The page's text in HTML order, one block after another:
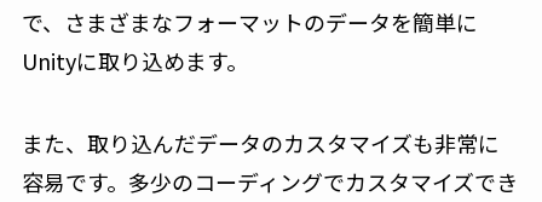
で、さまざまなフォーマットのデータを簡単に
Unityに取り込めます。
また、取り込んだデータのカスタマイズも非常に
容易です。多少のコーディングでカスタマイズでき